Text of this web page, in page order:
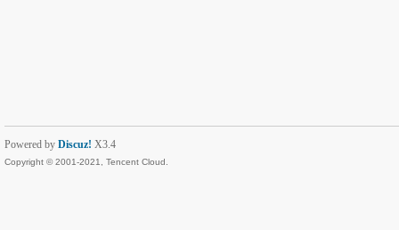
Powered by Discuz! X3.4
Copyright © 2001-2021, Tencent Cloud.